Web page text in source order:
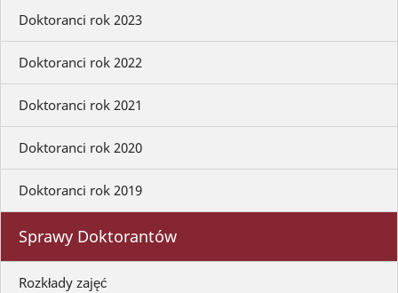
Doktoranci rok 2023
Doktoranci rok 2022
Doktoranci rok 2021
Doktoranci rok 2020
Doktoranci rok 2019
Sprawy Doktorantów
Rozkłady zajęć